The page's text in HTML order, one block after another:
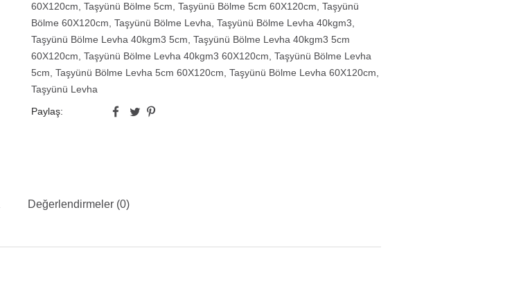
60X120cm Taşyünü Bölme 5cm Taşyünü Bölme 5cm 60X120cm Taşyünü
Bölme 60X120cm Taşyünü Bölme Levha Taşyünü Bölme Levha 40kgm3
Taşyünü Bölme Levha 40kgm3 5cm Taşyünü Bölme Levha 40kgm3 5cm
60X120cm Taşyünü Bölme Levha 40kgm3 60X120cm Taşyünü Bölme Levha
5cm Taşyünü Bölme Levha 5cm 60X120cm Taşyünü Bölme Levha 60X120cm
Taşyünü Levha
Paylaş:
Değerlendirmeler (0)